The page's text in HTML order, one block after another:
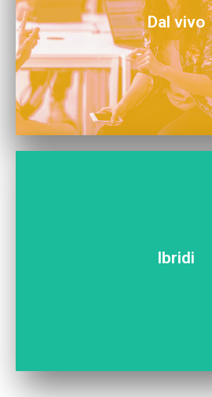
Dal vivo
02.
Scopri tutti i nostri eventi in
Ibridi